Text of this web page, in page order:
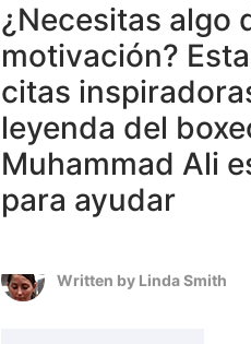
¿Necesitas algo
motivación?
citas
leyenda del
Muhammad Ali
para ayudar
Written by Linda Smith